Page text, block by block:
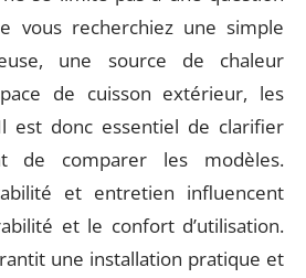
vous recherchiez une simple
une source de chaleur
de cuisson extérieur, les
est donc essentiel de clarifier
de comparer les modèles.
et entretien influencent
et le confort d’utilisation.
une installation pratique et